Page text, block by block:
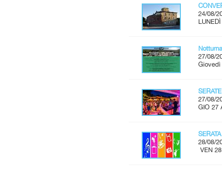
24/08/
27/08/
Giovedì
27/08/
GIO 27
28/08/
VEN